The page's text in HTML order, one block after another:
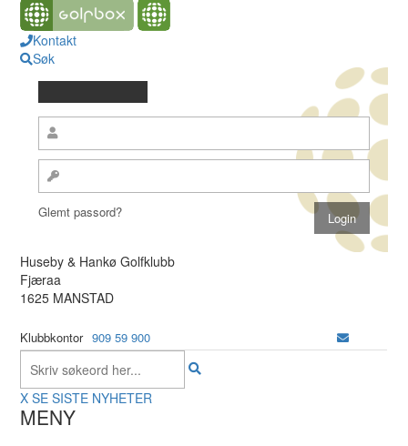
Kontakt
Søk
Glemt passord?
Huseby & Hankø Golfklubb
Fjæraa
1625 MANSTAD
Klubbkontor 909 59 900
X SE SISTE NYHETER
MENY